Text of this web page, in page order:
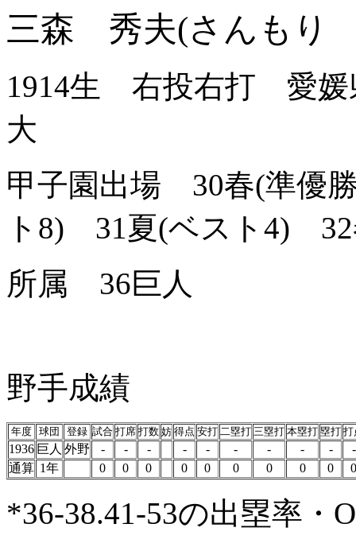
三森 秀夫(さんもり
1914生 右投右打 愛媛
大
甲子園出場 30春(準優
ト8) 31夏(ベスト4)
所属 36巨人
野手成績
年度 球団 登録 試合 打席 打数 妨 得点 安打 二塁打 三塁打 本塁打 塁打 打
1936 巨人 外野 - - - - - - - - -
-
通算 1年 0 0 0 0 0 0 0 0 0 0
*36-38.41-53の出塁率・